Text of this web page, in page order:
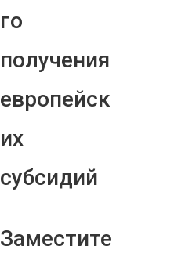
го
получения
европейск
их
субсидий
Заместите